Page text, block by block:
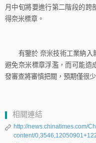
月中旬將要進行第二階段的跨
得奈米標章。
有鑒於 奈米技術工業納入
避免奈米標章浮濫，而可能造
發審查將審慎把關，預期僅很
相關連結
http://news.chinatimes.com/
content/